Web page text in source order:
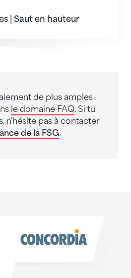
| Saut en hauteur
de plus amples
le domaine FAQ. Si tu
n'hésite pas à contacter
de la FSG.